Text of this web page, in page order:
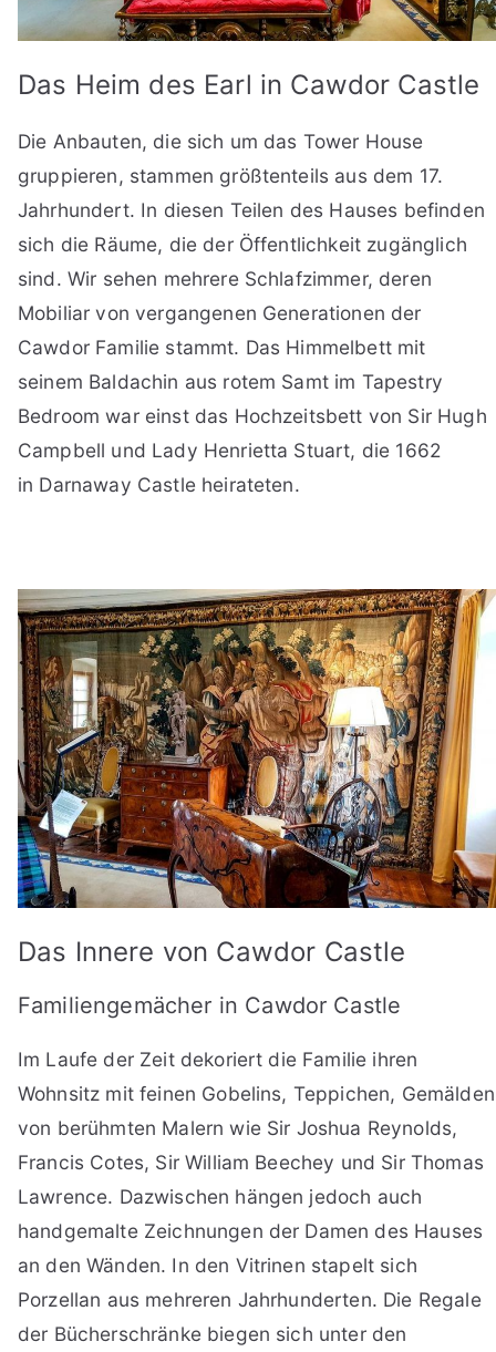
Das Heim des Earl in Cawdor Castle
Die Anbauten, die sich um das Tower House
gruppieren, stammen größtenteils aus dem 17.
Jahrhundert. In diesen Teilen des Hauses befinden
sich die Räume, die der Öffentlichkeit zugänglich
sind. Wir sehen mehrere Schlafzimmer, deren
Mobiliar von vergangenen Generationen der
Cawdor Familie stammt. Das Himmelbett mit
seinem Baldachin aus rotem Samt im Tapestry
Bedroom war einst das Hochzeitsbett von Sir Hugh
Campbell und Lady Henrietta Stuart, die 1662
in Darnaway Castle heirateten.
Das Innere von Cawdor Castle
Familiengemächer in Cawdor Castle
Im Laufe der Zeit dekoriert die Familie ihren
Wohnsitz mit feinen Gobelins, Teppichen, Gemälden
von berühmten Malern wie Sir Joshua Reynolds,
Francis Cotes, Sir William Beechey und Sir Thomas
Lawrence. Dazwischen hängen jedoch auch
handgemalte Zeichnungen der Damen des Hauses
an den Wänden. In den Vitrinen stapelt sich
Porzellan aus mehreren Jahrhunderten. Die Regale
der Bücherschränke biegen sich unter den